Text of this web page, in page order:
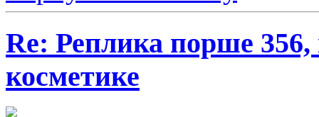
Re: Реплика порше 356,
косметике